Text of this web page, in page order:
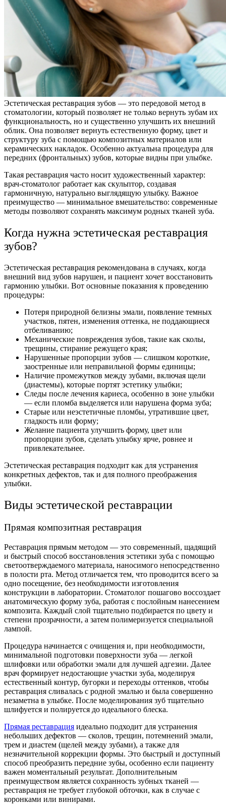
Эстетическая реставрация зубов — это передовой метод в
стоматологии, который позволяет не только вернуть зубам их
функциональность, но и существенно улучшить их внешний
облик. Она позволяет вернуть естественную форму, цвет и
структуру зуба с помощью композитных материалов или
керамических накладок. Особенно актуальна процедура для
передних (фронтальных) зубов, которые видны при улыбке.
Такая реставрация часто носит художественный характер:
врач-стоматолог работает как скульптор, создавая
гармоничную, натурально выглядящую улыбку. Важное
преимущество — минимальное вмешательство: современные
методы позволяют сохранять максимум родных тканей зуба.
Когда нужна эстетическая реставрация
зубов?
Эстетическая реставрация рекомендована в случаях, когда
внешний вид зубов нарушен, и пациент хочет восстановить
гармонию улыбки. Вот основные показания к проведению
процедуры:
Потеря природной белизны эмали, появление темных
участков, пятен, изменения оттенка, не поддающиеся
отбеливанию;
Механические повреждения зубов, такие как сколы,
трещины, стирание режущего края;
Нарушенные пропорции зубов — слишком короткие,
заостренные или неправильной формы единицы;
Наличие промежутков между зубами, включая щели
(диастемы), которые портят эстетику улыбки;
Следы после лечения кариеса, особенно в зоне улыбки
— если пломба выделяется или нарушена форма зуба;
Старые или неэстетичные пломбы, утратившие цвет,
гладкость или форму;
Желание пациента улучшить форму, цвет или
пропорции зубов, сделать улыбку ярче, ровнее и
привлекательнее.
Эстетическая реставрация подходит как для устранения
конкретных дефектов, так и для полного преображения
улыбки.
Виды эстетической реставрации
Прямая композитная реставрация
Реставрация прямым методом — это современный, щадящий
и быстрый способ восстановления эстетики зуба с помощью
светоотверждаемого материала, наносимого непосредственно
в полости рта. Метод отличается тем, что проводится всего за
одно посещение, без необходимости изготовления
конструкции в лаборатории. Стоматолог пошагово воссоздает
анатомическую форму зуба, работая с послойным нанесением
композита. Каждый слой тщательно подбирается по цвету и
степени прозрачности, а затем полимеризуется специальной
лампой.
Процедура начинается с очищения и, при необходимости,
минимальной подготовки поверхности зуба — легкой
шлифовки или обработки эмали для лучшей адгезии. Далее
врач формирует недостающие участки зуба, моделируя
естественный контур, бугорки и переходы оттенков, чтобы
реставрация сливалась с родной эмалью и была совершенно
незаметна в улыбке. После моделирования зуб тщательно
шлифуется и полируется до идеального блеска.
Прямая реставрация идеально подходит для устранения
небольших дефектов — сколов, трещин, потемнений эмали,
трем и диастем (щелей между зубами), а также для
незначительной коррекции формы. Это быстрый и доступный
способ преобразить передние зубы, особенно если пациенту
важен моментальный результат. Дополнительным
преимуществом является сохранность зубных тканей —
реставрация не требует глубокой обточки, как в случае с
коронками или винирами.